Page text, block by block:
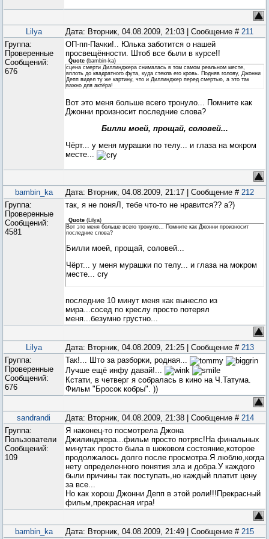
Lilya Дата: Вторник, 04.08.2009, 21:03 | Сообщение # 211
Группа:
Проверенные
Сообщений:
676
ОП-пп-Пачки!.. Юлька заботится о нашей
просвещённости. Штоб все были в курсе!!
Quote (bambin-ka)
сцена смерти Диллинджера снималась в том самом реальном месте,
вплоть до квадратного фута, куда стекла его кровь. Подняв голову, Джонни
Депп видел ту же картину, что и Диллинджер перед смертью, а это так
важно для актёра!
Вот это меня больше всего тронуло... Помните как
Джонни произносит последние слова?
Билли моей, прощай, соловей...
Чёрт... у меня мурашки по телу... и глаза на мокром
месте...
bambin_ka Дата: Вторник, 04.08.2009, 21:17 | Сообщение # 212
Группа:
Проверенные
Сообщений:
4581
так, я не поняЛ, тебе что-то не нравится?? а?)
Quote (Lilya)
Вот это меня больше всего тронуло... Помните как Джонни произносит
последние слова?
Билли моей, прощай, соловей...
Чёрт... у меня мурашки по телу... и глаза на мокром
месте... cry
последние 10 минут меня как вынесло из
мира...сосед по креслу просто потерял
меня...безумно грустно...
Lilya Дата: Вторник, 04.08.2009, 21:25 | Сообщение # 213
Группа:
Проверенные
Сообщений:
676
Так!... Што за разборки, родная...
Лучше ещё инфу давай!...
Кстати, в четверг я собралась в кино на Ч.Татума.
Фильм "Бросок кобры". ))
sandrandi Дата: Вторник, 04.08.2009, 21:38 | Сообщение # 214
Группа:
Пользователи
Сообщений:
109
Я наконец-то посмотрела Джона
Джилинджера...фильм просто потряс!На финальных
минутах просто была в шоковом состояние,которое
продолжалось долго после просмотра.Я люблю,когда
нету определенного понятия зла и добра.У каждого
были причины так поступать,но каждый платит цену
за все...
Но как хорош Джонни Депп в этой роли!!!Прекрасный
фильм,прекрасная игра!
bambin_ka Дата: Вторник, 04.08.2009, 21:49 | Сообщение # 215